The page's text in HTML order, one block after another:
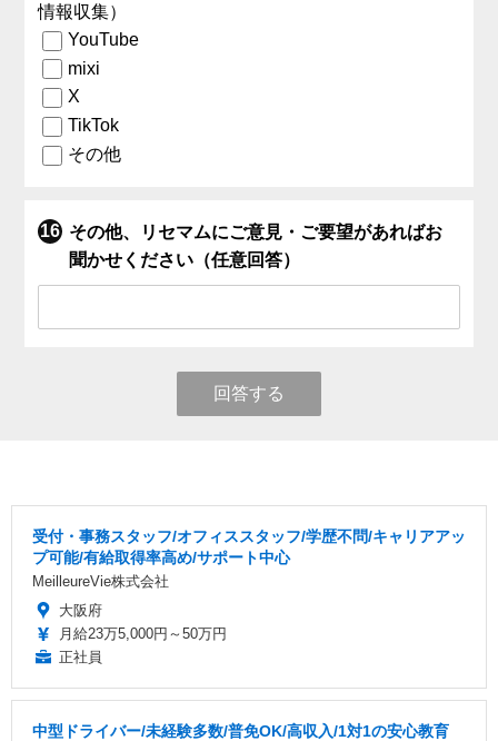
情報収集）
YouTube
mixi
X
TikTok
その他
その他、リセマムにご意見・ご要望があればお
聞かせください（任意回答）
回答する
受付・事務スタッフ/オフィススタッフ/学歴不問/キャリアアッ
プ可能/有給取得率高め/サポート中心
MeilleureVie株式会社
大阪府
月給23万5,000円～50万円
正社員
中型ドライバー/未経験多数/普免OK/高収入/1対1の安心教育